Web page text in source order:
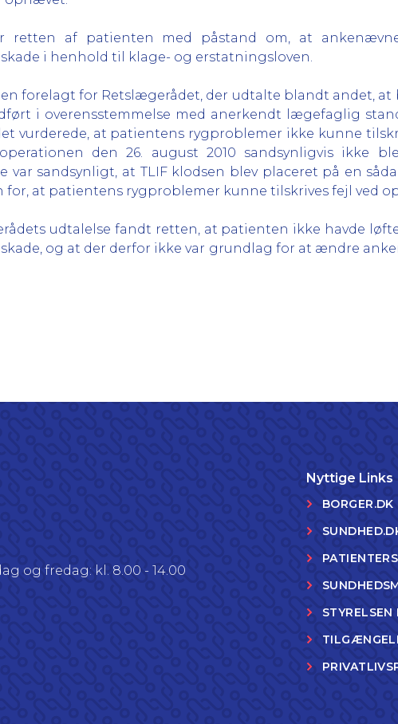
retten af patienten med påstand om, at
i henhold til klage- og erstatningsloven.
forelagt for Retslægerådet, der udtalte blandt andet, at
i overensstemmelse med anerkendt lægefaglig
vurderede, at patientens rygproblemer ikke kunne
den 26. august 2010 sandsynligvis ikke
var sandsynligt, at TLIF klodsen blev placeret på en
at patientens rygproblemer kunne tilskrives fejl ved
udtalelse fandt retten, at patienten ikke havde
og at der derfor ikke var grundlag for at ændre
og fredag: kl. 8.00 - 14.00
Nyttige Links
BORGER.DK
STYRELSEN